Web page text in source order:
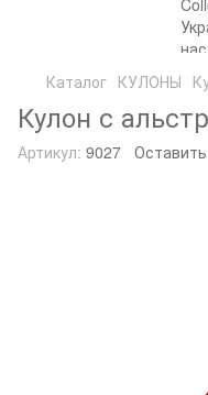
Каталог КУЛОНЫ
Кулон с
Артикул: 9027